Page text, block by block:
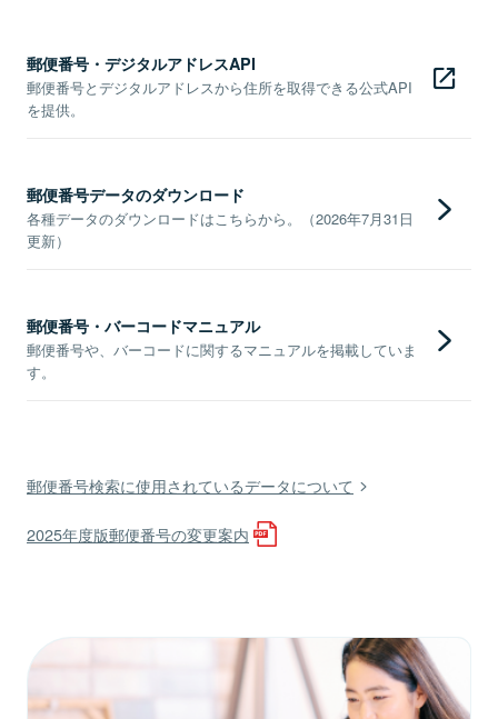
郵便番号・デジタルアドレスAPI
郵便番号とデジタルアドレスから住所を取得できる公式API
を提供。
郵便番号データのダウンロード
各種データのダウンロードはこちらから。（2026年7月31日
更新）
郵便番号・バーコードマニュアル
郵便番号や、バーコードに関するマニュアルを掲載していま
す。
郵便番号検索に使用されているデータについて
2025年度版郵便番号の変更案内